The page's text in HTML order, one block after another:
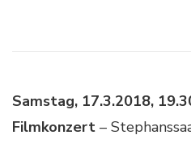
Samstag, 17.3.2018,
Filmkonzert –